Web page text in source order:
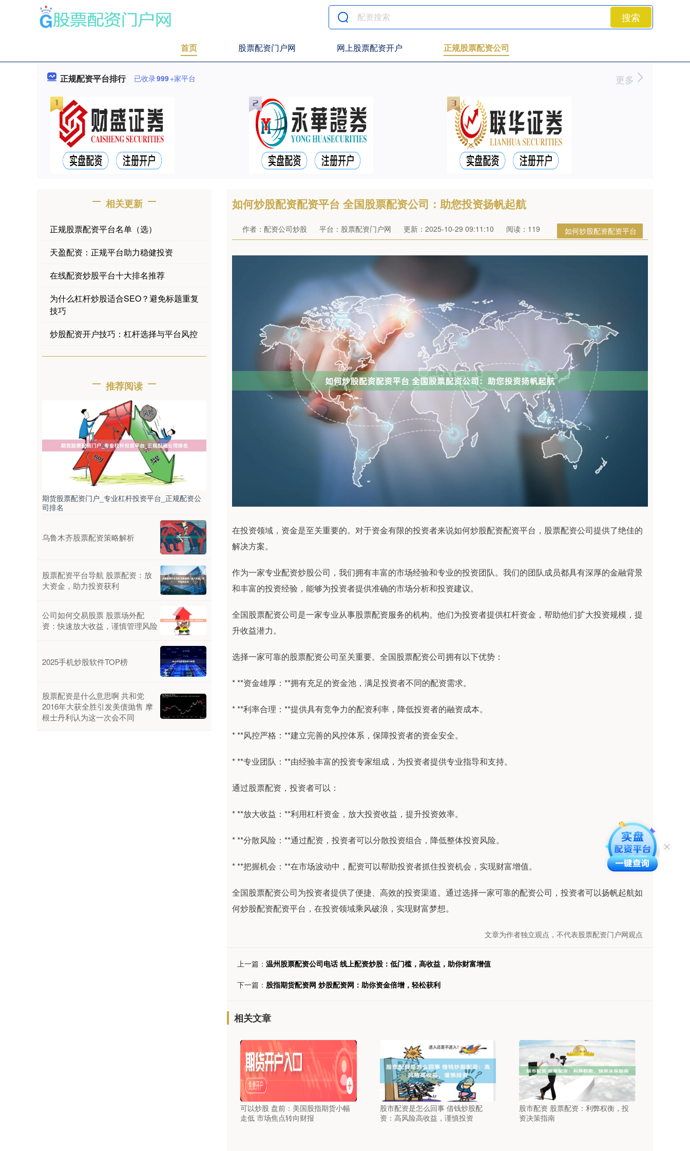
搜索
首页 股票配资门户网 网上股票配资开户 正规股票配资公司
正规配资平台排行 已收录999+家平台 更多
如何炒股配资配资平台 全国股票配资公司：助您投资扬帆起航
如何炒股配资配资平台
作者：配资公司炒股 平台：股票配资门户网 更新：2025-10-29 09:11:10 阅读：119
在投资领域，资金是至关重要的。对于资金有限的投资者来说如何炒股配资配资平台，股票配资公司提供了绝佳的
解决方案。
作为一家专业配资炒股公司，我们拥有丰富的市场经验和专业的投资团队。我们的团队成员都具有深厚的金融背景
和丰富的投资经验，能够为投资者提供准确的市场分析和投资建议。
全国股票配资公司是一家专业从事股票配资服务的机构。他们为投资者提供杠杆资金，帮助他们扩大投资规模，提
升收益潜力。
选择一家可靠的股票配资公司至关重要。全国股票配资公司拥有以下优势：
* **资金雄厚：**拥有充足的资金池，满足投资者不同的配资需求。
* **利率合理：**提供具有竞争力的配资利率，降低投资者的融资成本。
* **风控严格：**建立完善的风控体系，保障投资者的资金安全。
* **专业团队：**由经验丰富的投资专家组成，为投资者提供专业指导和支持。
通过股票配资，投资者可以：
* **放大收益：**利用杠杆资金，放大投资收益，提升投资效率。
* **分散风险：**通过配资，投资者可以分散投资组合，降低整体投资风险。
* **把握机会：**在市场波动中，配资可以帮助投资者抓住投资机会，实现财富增值。
全国股票配资公司为投资者提供了便捷、高效的投资渠道。通过选择一家可靠的配资公司，投资者可以扬帆起航如
何炒股配资配资平台，在投资领域乘风破浪，实现财富梦想。
文章为作者独立观点，不代表股票配资门户网观点
上一篇： 温州股票配资公司电话 线上配资炒股：低门槛，高收益，助你财富增值
下一篇： 股指期货配资网 炒股配资网：助你资金倍增，轻松获利
相关文章
可以炒股 盘前：美国股指期货小幅
走低 市场焦点转向财报
股市配资是怎么回事 借钱炒股配
资：高风险高收益，谨慎投资
股市配资 股票配资：利弊权衡，投
资决策指南
相关更新
正规股票配资平台名单（选）
天盈配资：正规平台助力稳健投资
在线配资炒股平台十大排名推荐
为什么杠杆炒股适合SEO？避免标题重复
技巧
炒股配资开户技巧：杠杆选择与平台风控
推荐阅读
期货股票配资门户_专业杠杆投资平台_正规配资公
司排名
乌鲁木齐股票配资策略解析
股票配资平台导航 股票配资：放
大资金，助力投资获利
公司如何交易股票 股票场外配
资：快速放大收益，谨慎管理风险
2025手机炒股软件TOP榜
股票配资是什么意思啊 共和党
2016年大获全胜引发美债抛售 摩
根士丹利认为这一次会不同